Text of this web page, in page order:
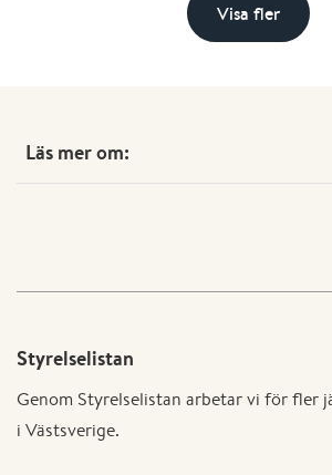
Visa fler
Läs mer om:
Styrelselistan
Genom Styrelselistan arbetar vi för fler
i Västsverige.